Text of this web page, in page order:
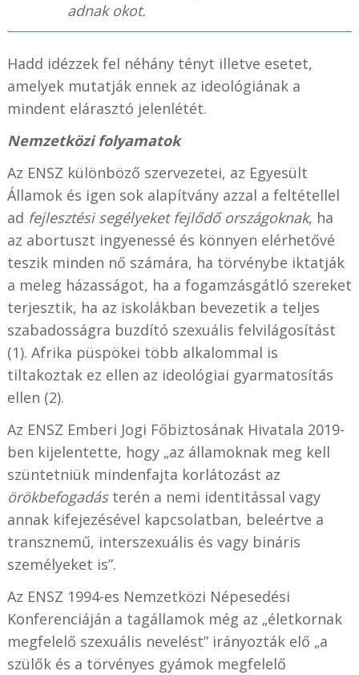
adnak okot.
Hadd idézzek fel néhány tényt illetve esetet,
amelyek mutatják ennek az ideológiának a
mindent elárasztó jelenlétét.
Nemzetközi folyamatok
Az ENSZ különböző szervezetei, az Egyesült
Államok és igen sok alapítvány azzal a feltétellel
ad fejlesztési segélyeket fejlődő országoknak, ha
az abortuszt ingyenessé és könnyen elérhetővé
teszik minden nő számára, ha törvénybe iktatják
a meleg házasságot, ha a fogamzásgátló szereket
terjesztik, ha az iskolákban bevezetik a teljes
szabadosságra buzdító szexuális felvilágosítást
(1). Afrika püspökei több alkalommal is
tiltakoztak ez ellen az ideológiai gyarmatosítás
ellen (2).
Az ENSZ Emberi Jogi Főbiztosának Hivatala 2019-
ben kijelentette, hogy „az államoknak meg kell
szüntetniük mindenfajta korlátozást az
örökbefogadásterén a nemi identitással vagy
annak kifejezésével kapcsolatban, beleértve a
transznemű, interszexuális és vagy bináris
személyeket is”.
Az ENSZ 1994-es Nemzetközi Népesedési
Konferenciáján a tagállamok még az „életkornak
megfelelő szexuális nevelést” irányozták elő „a
szülők és a törvényes gyámok megfelelő